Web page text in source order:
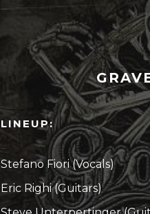
LINEUP:
Stefano Fiori (Vocals)
Eric Righi (Guitars)